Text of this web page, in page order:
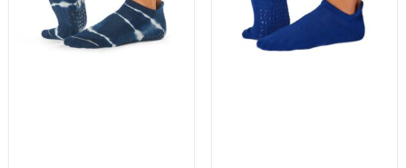
gekozen
worden
gekozen
worden